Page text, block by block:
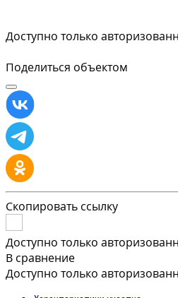
Доступно только
Поделиться объектом
Скопировать ссылку
Доступно только
В сравнение
Доступно только